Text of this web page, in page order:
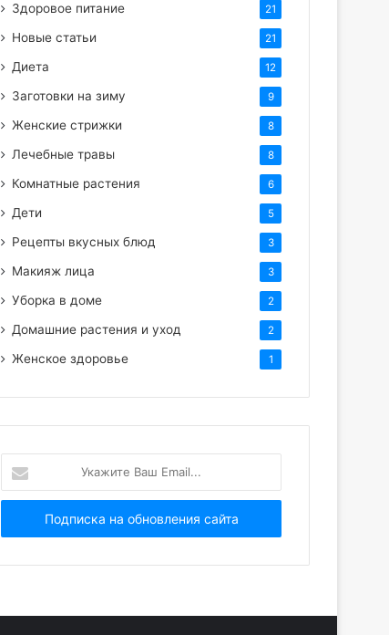
Здоровое питание 21
Новые статьи 21
Диета 12
Заготовки на зиму 9
Женские стрижки 8
Лечебные травы 8
Комнатные растения 6
Дети 5
Рецепты вкусных блюд 3
Макияж лица 3
Уборка в доме 2
Домашние растения и уход 2
Женское здоровье 1
Ваш
Email...